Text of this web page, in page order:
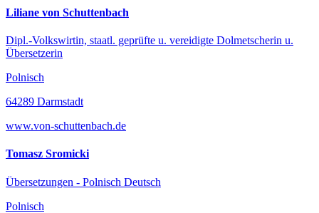
Liliane von Schuttenbach
Dipl.-Volkswirtin, staatl. geprüfte u. vereidigte Dolmetscherin u.
Übersetzerin
Polnisch
64289 Darmstadt
www.von-schuttenbach.de
Tomasz Sromicki
Übersetzungen - Polnisch Deutsch
Polnisch